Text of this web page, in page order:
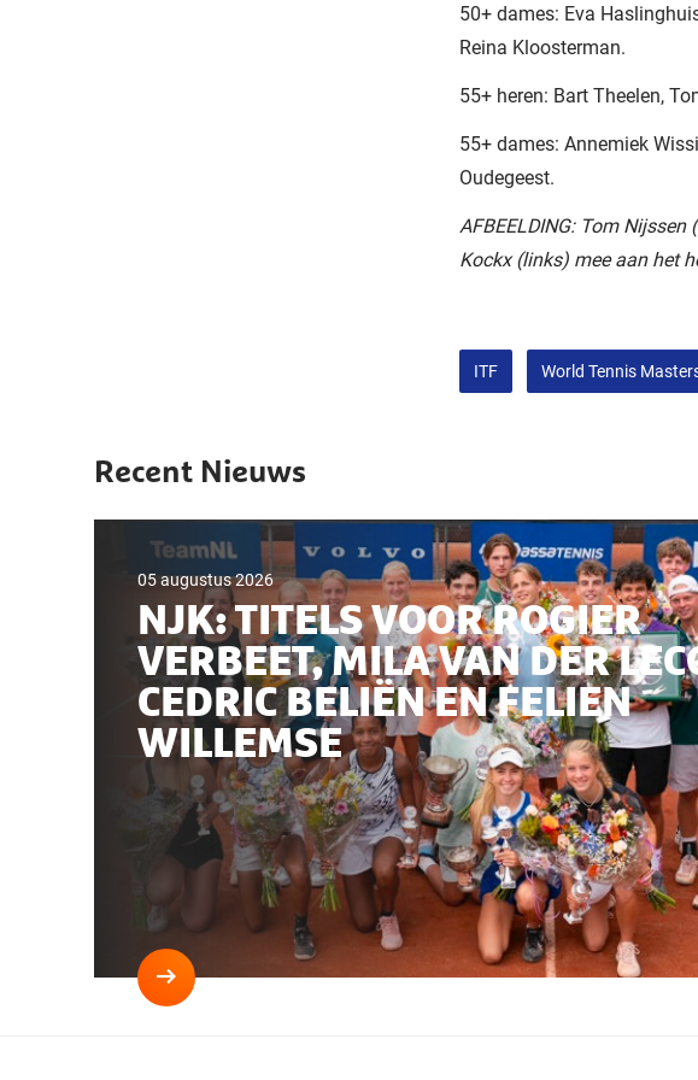
50+ dames: Eva
Reina Kloosterman.
55+ heren: Bart Theelen,
55+ dames: Annemiek
Oudegeest.
AFBEELDING: Tom
Kockx (links) mee aan het
ITF World Tennis
Recent Nieuws
05 augustus 2026
NJK: TITELS VOOR ROGIER
VERBEET, MILA VAN DER
CEDRIC BELIËN EN FELIEN
WILLEMSE
Lees